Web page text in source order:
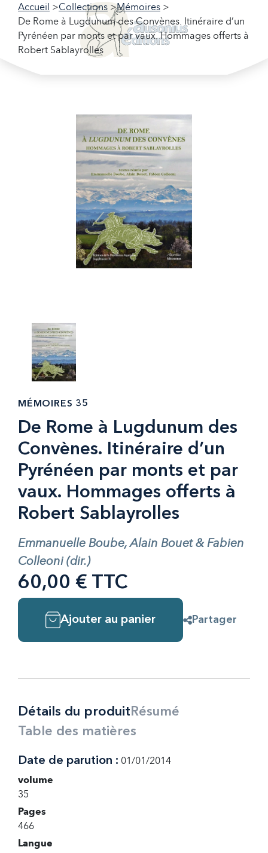
Accueil Collections
Mémoires
De Rome à Lugdunum des Convènes. Itinéraire d’un
Pyrénéen par monts et par vaux. Hommages offerts à
Robert Sablayrolles
MÉMOIRES 35
De Rome à Lugdunum des
Convènes. Itinéraire d’un
Pyrénéen par monts et par
vaux. Hommages offerts à
Robert Sablayrolles
Emmanuelle Boube, Alain Bouet & Fabien
Colleoni (dir.)
60,00 € TTC
Ajouter au panier Partager
Détails du produit Résumé
Table des matières
Date de parution : 01/01/2014
volume
35
Pages
466
Langue